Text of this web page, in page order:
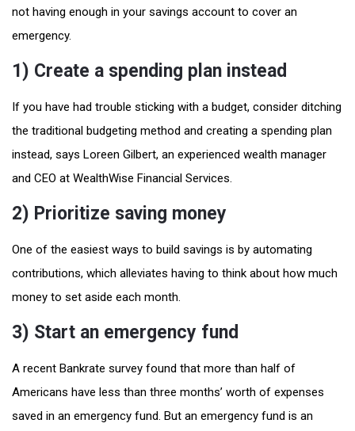
not having enough in your savings account to cover an
emergency.
1) Create a spending plan instead
If you have had trouble sticking with a budget, consider ditching
the traditional budgeting method and creating a spending plan
instead, says Loreen Gilbert, an experienced wealth manager
and CEO at WealthWise Financial Services.
2) Prioritize saving money
One of the easiest ways to build savings is by automating
contributions, which alleviates having to think about how much
money to set aside each month.
3) Start an emergency fund
A recent Bankrate survey found that more than half of
Americans have less than three months’ worth of expenses
saved in an emergency fund. But an emergency fund is an